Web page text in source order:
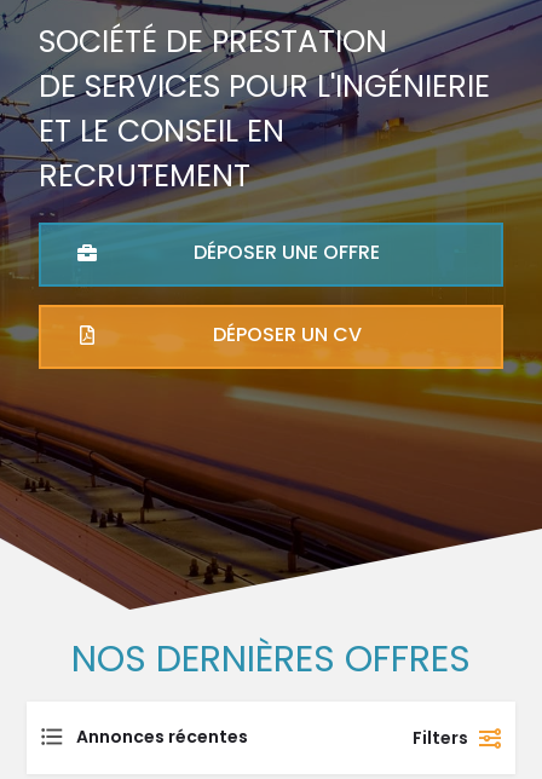
SOCIÉTÉ DE PRESTATION
DE SERVICES POUR L'INGÉNIERIE
ET LE CONSEIL EN
RECRUTEMENT
DÉPOSER UNE OFFRE
DÉPOSER UN CV
NOS DERNIÈRES OFFRES
Annonces récentes Filters